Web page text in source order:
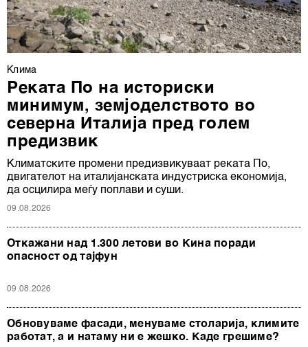
Клима
Реката По на историски
минимум, земјоделството во
северна Италија пред голем
предизвик
Климатските промени предизвикуваат реката По,
двигателот на италијанската индустриска економија,
да осцилира меѓу поплави и суши.
09.08.2026
Откажани над 1.300 летови во Кина поради
опасност од тајфун
09.08.2026
Обновуваме фасади, менуваме столарија, климите
работат, а и натаму ни е жешко. Каде грешиме?